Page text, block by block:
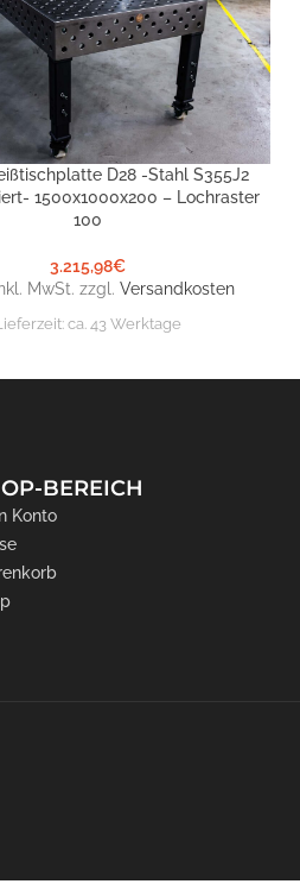
D28 -Stahl S355J2
1500x1000x200 – Lochraster
100
3.215,98€
MwSt. zzgl. Versandkosten
ca. 43 Werktage
BEREICH
Konto